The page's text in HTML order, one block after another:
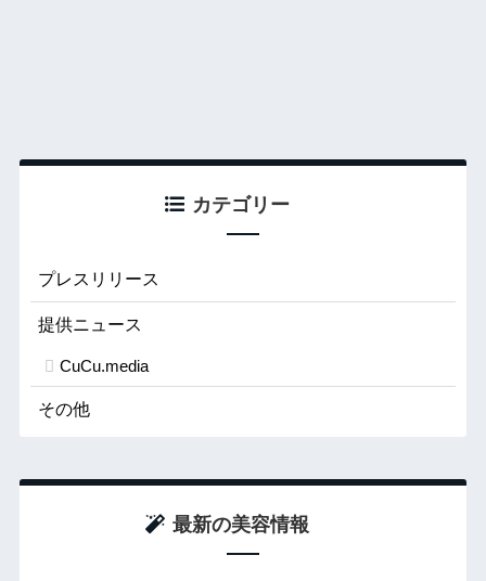
カテゴリー
プレスリリース
提供ニュース
CuCu.media
その他
最新の美容情報